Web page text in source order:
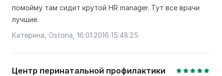
помойму там сидит крутой HR manager. Тут все врачи
лучшие.
Катерина, Ostona, 16.01.2016 15:48:25
Центр перинатальной профилактики